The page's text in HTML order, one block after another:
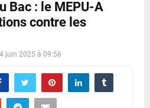
Bac : le MEPU-A
contre les
juin 2025 à 09:56